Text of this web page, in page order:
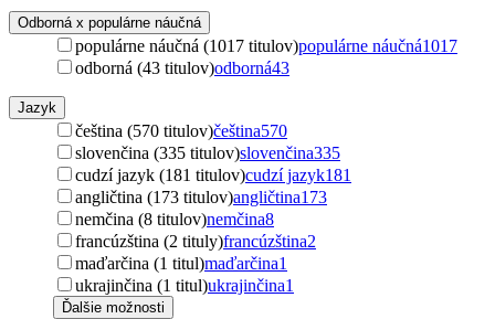
Odborná x populárne náučná
populárne náučná (1017 titulov)populárne náučná1017
odborná (43 titulov)odborná43
Jazyk
čeština (570 titulov)čeština570
slovenčina (335 titulov)slovenčina335
cudzí jazyk (181 titulov)cudzí jazyk181
angličtina (173 titulov)angličtina173
nemčina (8 titulov)nemčina8
francúzština (2 tituly)francúzština2
maďarčina (1 titul)maďarčina1
ukrajinčina (1 titul)ukrajinčina1
Ďalšie možnosti